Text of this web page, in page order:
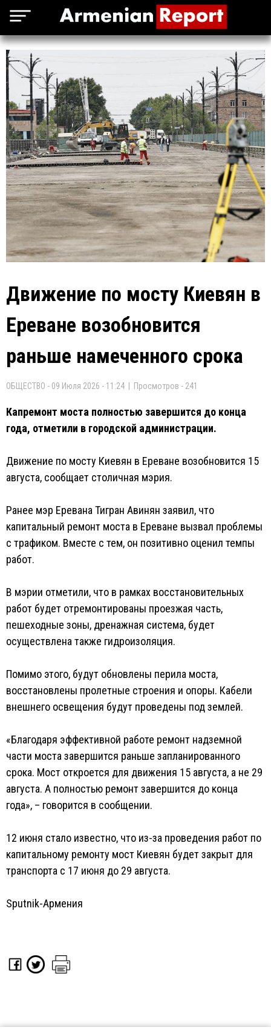
Движение по мосту Киевян в
Ереване возобновится
раньше намеченного срока
ОБЩЕСТВО - 09 Июля 2026 - 11:24 | Просмотров - 241
Капремонт моста полностью завершится до конца
года, отметили в городской администрации.
Движение по мосту Киевян в Ереване возобновится 15
августа, сообщает столичная мэрия.
Ранее мэр Еревана Тигран Авинян заявил, что
капитальный ремонт моста в Ереване вызвал проблемы
с трафиком. Вместе с тем, он позитивно оценил темпы
работ.
В мэрии отметили, что в рамках восстановительных
работ будет отремонтированы проезжая часть,
пешеходные зоны, дренажная система, будет
осуществлена также гидроизоляция.
Помимо этого, будут обновлены перила моста,
восстановлены пролетные строения и опоры. Кабели
внешнего освещения будут проведены под землей.
«Благодаря эффективной работе ремонт надземной
части моста завершится раньше запланированного
срока. Мост откроется для движения 15 августа, а не 29
августа. А полностью ремонт завершится до конца
года», – говорится в сообщении.
12 июня стало известно, что из-за проведения работ по
капитальному ремонту мост Киевян будет закрыт для
транспорта с 17 июня до 29 августа.
Sputnik-Армения